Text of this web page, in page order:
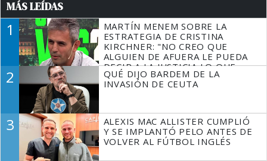
MÁS LEÍDAS
1
MARTÍN MENEM SOBRE LA
ESTRATEGIA DE CRISTINA
KIRCHNER: "NO CREO QUE
ALGUIEN DE AFUERA LE PUEDA
DECIR A LA JUSTICIA LO QUE
TIENE QUE HACER"
2
QUÉ DIJO BARDEM DE LA
INVASIÓN DE CEUTA
3
ALEXIS MAC ALLISTER CUMPLIÓ
Y SE IMPLANTÓ PELO ANTES DE
VOLVER AL FÚTBOL INGLÉS